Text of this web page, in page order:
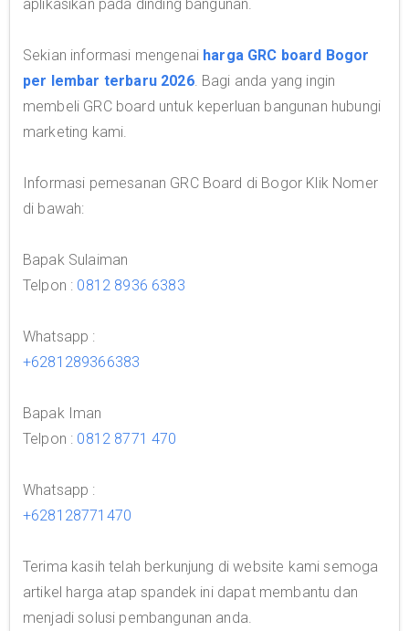
aplikasikan pada dinding bangunan.
Sekian informasi mengenai harga GRC board Bogor
per lembar terbaru 2026. Bagi anda yang ingin
membeli GRC board untuk keperluan bangunan hubungi
marketing kami.
Informasi pemesanan GRC Board di Bogor Klik Nomer
di bawah:
Bapak Sulaiman
Telpon : 0812 8936 6383
Whatsapp :
+6281289366383
Bapak Iman
Telpon : 0812 8771 470
Whatsapp :
+628128771470
Terima kasih telah berkunjung di website kami semoga
artikel harga atap spandek ini dapat membantu dan
menjadi solusi pembangunan anda.